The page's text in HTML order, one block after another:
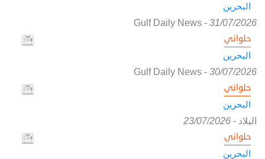
البحرين
Gulf Daily News- 31/07/2026
حلواني
البحرين
Gulf Daily News- 30/07/2026
حلواني
البحرين
البلاد -
23/07/2026
حلواني
البحرين